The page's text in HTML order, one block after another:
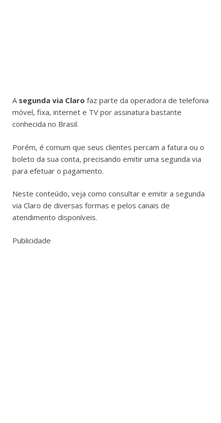
A segunda via Claro faz parte da operadora de telefonia
móvel, fixa, internet e TV por assinatura bastante
conhecida no Brasil.
Porém, é comum que seus clientes percam a fatura ou o
boleto da sua conta, precisando emitir uma segunda via
para efetuar o pagamento.
Neste conteúdo, veja como consultar e emitir a segunda
via Claro de diversas formas e pelos canais de
atendimento disponíveis.
Publicidade